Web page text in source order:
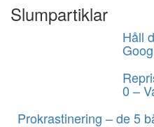
Slumpartiklar
Håll
0 –
Prokrastinering – de 5